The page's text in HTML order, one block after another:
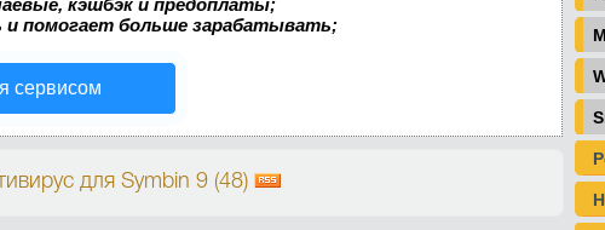
кэшбэк и предоплаты;
и помогает больше зарабатывать;
сервисом
для Symbin 9 (48)